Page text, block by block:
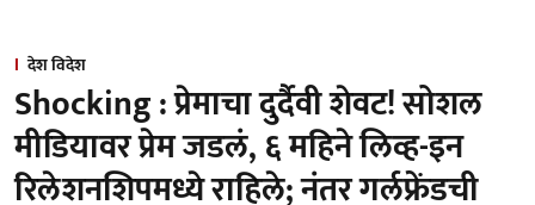
देश विदेश
Shocking : प्रेमाचा दुर्दैवी शेवट! सोशल
मीडियावर प्रेम जडलं, ६ महिने लिव्ह-इन
रिलेशनशिपमध्ये राहिले; नंतर गर्लफ्रेंडची